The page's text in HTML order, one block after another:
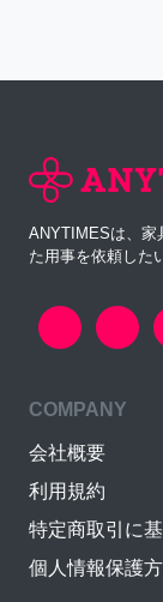
ANYTIMESは、家
た用事を依頼した
COMPANY
会社概要
利用規約
特定商取引に
個人情報保護